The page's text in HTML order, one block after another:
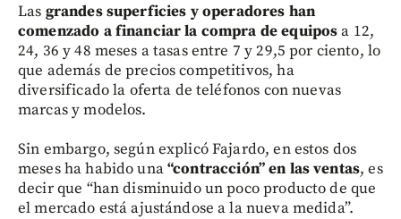
Las grandes superficies y operadores han
comenzado a financiar la compra de equiposa 12,
24, 36 y 48 meses a tasas entre 7 y 29,5 por ciento, lo
que además de precios competitivos, ha
diversificado la oferta de teléfonos con nuevas
marcas y modelos.
Sin embargo, según explicó Fajardo, en estos dos
meses ha habido una“contracción” en las ventas, es
decir que “han disminuido un poco producto de que
el mercado está ajustándose a la nueva medida”.